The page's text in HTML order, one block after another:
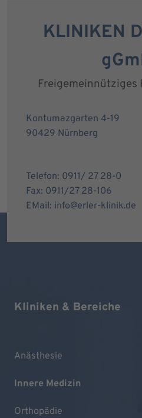
KLINIKEN
Freigemeinnütziges
Kontumazgarten 4-19
90429 Nürnberg
Telefon: 0911/ 27 28-0
Fax: 0911/27 28-106
EMail: info@erler-klinik.de
Kliniken & Bereiche
Anästhesie
Innere Medizin
Orthopädie